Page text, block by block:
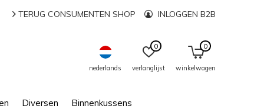
Diversen Binnenkussens
nederlands verlanglijst
0
winkelwagen
0
TERUG CONSUMENTEN SHOP INLOGGEN B2B